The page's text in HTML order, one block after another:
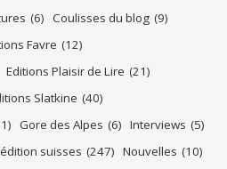
(6) Coulisses du blog (9)
Favre (12)
Editions Plaisir de Lire (21)
Slatkine (40)
Gore des Alpes (6) Interviews (5)
suisses (247) Nouvelles (10)